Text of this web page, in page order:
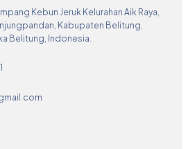
Kebun Jeruk Kelurahan Aik Raya,
Kabupaten Belitung,
Belitung, Indonesia.